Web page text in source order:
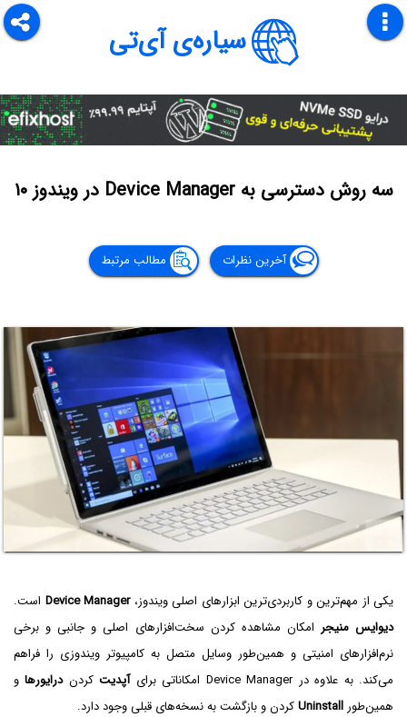
سیاره‌ی آی‌تی
سه روش دسترسی به Device Manager در ویندوز ۱۰
آخرین نظرات مطالب مرتبط
یکی از مهم‌ترین و کاربردی‌ترین ابزارهای اصلی ویندوز،Device Manager است.
دیوایس منیجر امکان مشاهده کردن سخت‌افزارهای اصلی و جانبی و برخی
نرم‌افزارهای امنیتی و همین‌طور وسایل متصل به کامپیوتر ویندوزی را فراهم
می‌کند. به علاوه در Device Manager امکاناتی برای
آپدیتکردندرایورهاو
همین‌طور Uninstallکردن و بازگشت به نسخه‌های قبلی وجود دارد.